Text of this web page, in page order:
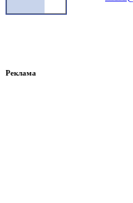
Реклама